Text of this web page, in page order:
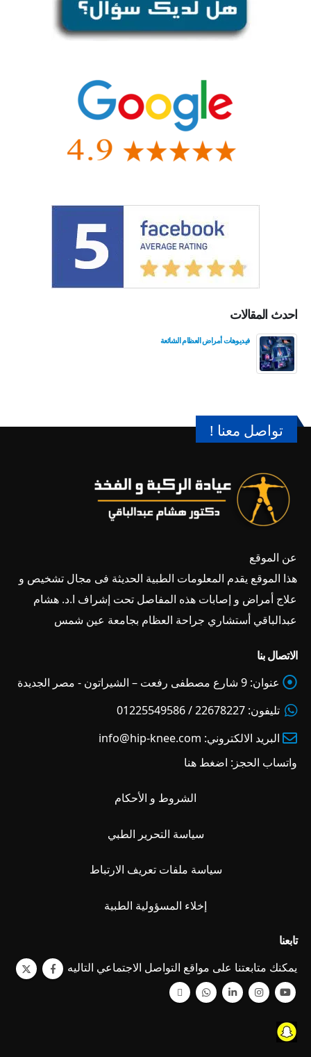
احدث المقالات
فيديوهات أمراض العظام الشائعة
تواصل معنا !
عن الموقع
هذا الموقع يقدم المعلومات الطبية الحديثة فى مجال تشخيص و
علاج أمراض و إصابات هذه المفاصل تحت إشراف ا.د. هشام
عبدالباقي أستشاري جراحة العظام بجامعة عين شمس
الاتصال بنا
عنوان: 9 شارع مصطفى رفعت – الشيراتون - مصر الجديدة
تليفون: 22678227 / 01225549586
البريد الالكتروني: info@hip-knee.com
واتساب الحجز: اضغط هنا
الشروط و الأحكام
سياسة التحرير الطبي
سياسة ملفات تعريف الارتباط
إخلاء المسؤولية الطبية
تابعنا
يمكنك متابعتنا على مواقع التواصل الاجتماعي التاليه